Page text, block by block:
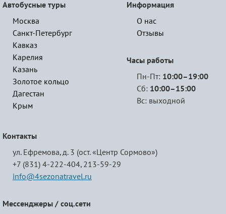
Автобусные туры
Москва
Санкт-Петербург
Кавказ
Карелия
Казань
Золотое кольцо
Дагестан
Крым
Информация
О нас
Отзывы
Часы работы
Пн-Пт: 10:00–19:00
Сб: 10:00–15:00
Вс: выходной
Контакты
ул. Ефремова, д. 3 (ост. «Центр Сормово»)
+7 (831) 4-222-404, 213-59-29
info@4sezonatravel.ru
Мессенджеры / соц.сети